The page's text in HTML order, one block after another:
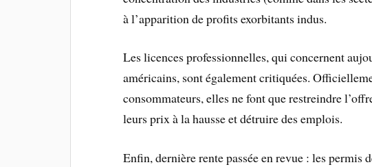
à l’apparition de profits exorbitants indus.
Les licences professionnelles, qui concernent
américains, sont également critiquées.
consommateurs, elles ne font que restreindre
leurs prix à la hausse et détruire des emplois.
Enfin, dernière rente passée en revue : les permis